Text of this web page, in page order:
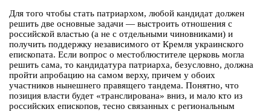
Для того чтобы стать патриархом, любой кандидат должен
решить две основные задачи — выстроить отношения с
российской властью (а не с отдельными чиновниками) и
получить поддержку независимого от Кремля украинского
епископата. Если вопрос о местоблюстителе церковь могла
решить сама, то кандидатура патриарха, безусловно, должна
пройти апробацию на самом верху, причем у обоих
участников нынешнего правящего тандема. Понятно, что
позиция власти будет «транслирована» вниз, и мало кто из
российских епископов, тесно связанных с региональным